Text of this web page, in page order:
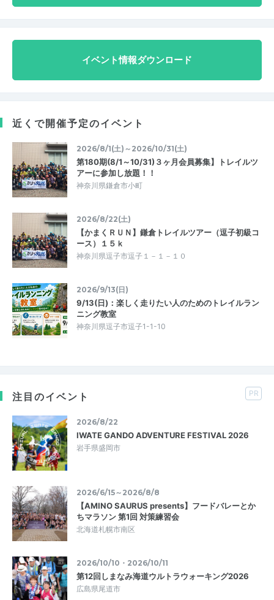
イベント情報ダウンロード
近くで開催予定のイベント
2026/8/1(土)～2026/10/31(土)
第180期(8/1～10/31)３ヶ月会員募集】トレイルツ
アーに参加し放題！！
神奈川県鎌倉市小町
2026/8/22(土)
【かまくＲＵＮ】鎌倉トレイルツアー（逗子初級コ
ース）１５ｋ
神奈川県逗子市逗子１－１－１０
2026/9/13(日)
9/13(日)：楽しく走りたい人のためのトレイルラン
ニング教室
神奈川県逗子市逗子1-1-10
注目のイベント PR
2026/8/22
IWATE GANDO ADVENTURE FESTIVAL 2026
岩手県盛岡市
2026/6/15～2026/8/8
【AMINO SAURUS presents】フードバレーとか
ちマラソン 第1回 対策練習会
北海道札幌市南区
2026/10/10・2026/10/11
第12回しまなみ海道ウルトラウォーキング2026
広島県尾道市